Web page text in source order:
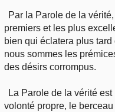
Par la Parole de la
premiers et les plus
bien qui éclatera plus
nous sommes les
des désirs corrompus.
La Parole de la vérité
volonté propre, le